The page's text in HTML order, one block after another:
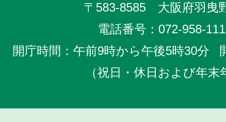
〒583-8585 大阪府羽曳
電話番号： 072-958-
開庁時間：午前9時から午後5時30分
（祝日・休日および年